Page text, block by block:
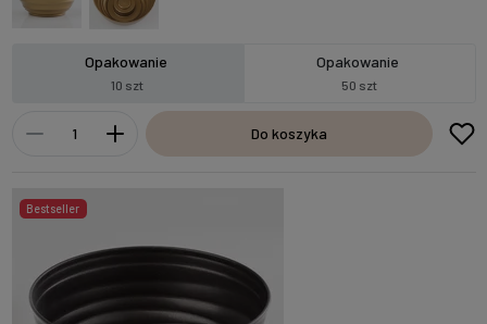
Opakowanie
10 szt
Opakowanie
50 szt
Do koszyka
Bestseller